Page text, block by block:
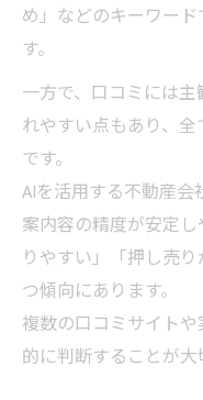
め」などのキーワー
す。
一方で、口コミには
れやすい点もあり、
です。
AIを活用する不動産
案内容の精度が安定
りやすい」「押し売
つ傾向にあります。
複数の口コミサイト
的に判断することが大